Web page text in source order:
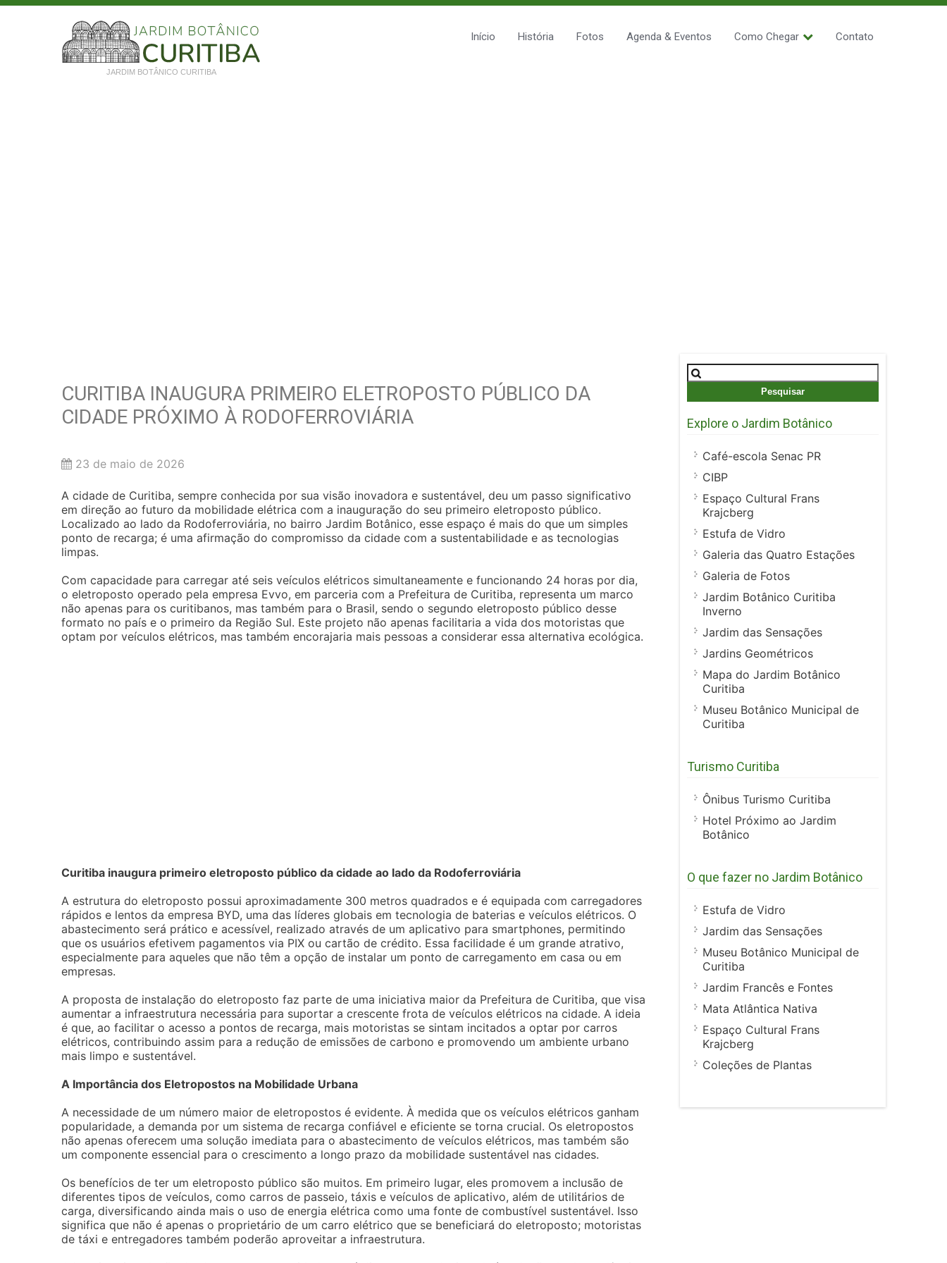
JARDIM BOTÂNICO CURITIBA
Início História Fotos Agenda & Eventos Como Chegar Contato
CURITIBA INAUGURA PRIMEIRO ELETROPOSTO PÚBLICO DA
CIDADE PRÓXIMO À RODOFERROVIÁRIA
23 de maio de 2026
A cidade de Curitiba, sempre conhecida por sua visão inovadora e sustentável, deu um passo significativo
em direção ao futuro da mobilidade elétrica com a inauguração do seu primeiro eletroposto público.
Localizado ao lado da Rodoferroviária, no bairro Jardim Botânico, esse espaço é mais do que um simples
ponto de recarga; é uma afirmação do compromisso da cidade com a sustentabilidade e as tecnologias
limpas.
Com capacidade para carregar até seis veículos elétricos simultaneamente e funcionando 24 horas por dia,
o eletroposto operado pela empresa Evvo, em parceria com a Prefeitura de Curitiba, representa um marco
não apenas para os curitibanos, mas também para o Brasil, sendo o segundo eletroposto público desse
formato no país e o primeiro da Região Sul. Este projeto não apenas facilitaria a vida dos motoristas que
optam por veículos elétricos, mas também encorajaria mais pessoas a considerar essa alternativa ecológica.
Curitiba inaugura primeiro eletroposto público da cidade ao lado da Rodoferroviária
A estrutura do eletroposto possui aproximadamente 300 metros quadrados e é equipada com carregadores
rápidos e lentos da empresa BYD, uma das líderes globais em tecnologia de baterias e veículos elétricos. O
abastecimento será prático e acessível, realizado através de um aplicativo para smartphones, permitindo
que os usuários efetivem pagamentos via PIX ou cartão de crédito. Essa facilidade é um grande atrativo,
especialmente para aqueles que não têm a opção de instalar um ponto de carregamento em casa ou em
empresas.
A proposta de instalação do eletroposto faz parte de uma iniciativa maior da Prefeitura de Curitiba, que visa
aumentar a infraestrutura necessária para suportar a crescente frota de veículos elétricos na cidade. A ideia
é que, ao facilitar o acesso a pontos de recarga, mais motoristas se sintam incitados a optar por carros
elétricos, contribuindo assim para a redução de emissões de carbono e promovendo um ambiente urbano
mais limpo e sustentável.
A Importância dos Eletropostos na Mobilidade Urbana
A necessidade de um número maior de eletropostos é evidente. À medida que os veículos elétricos ganham
popularidade, a demanda por um sistema de recarga confiável e eficiente se torna crucial. Os eletropostos
não apenas oferecem uma solução imediata para o abastecimento de veículos elétricos, mas também são
um componente essencial para o crescimento a longo prazo da mobilidade sustentável nas cidades.
Os benefícios de ter um eletroposto público são muitos. Em primeiro lugar, eles promovem a inclusão de
diferentes tipos de veículos, como carros de passeio, táxis e veículos de aplicativo, além de utilitários de
carga, diversificando ainda mais o uso de energia elétrica como uma fonte de combustível sustentável. Isso
significa que não é apenas o proprietário de um carro elétrico que se beneficiará do eletroposto; motoristas
de táxi e entregadores também poderão aproveitar a infraestrutura.
Pesquisar
por:
Explore o Jardim Botânico
Café-escola Senac PR
CIBP
Espaço Cultural Frans
Krajcberg
Estufa de Vidro
Galeria das Quatro Estações
Galeria de Fotos
Jardim Botânico Curitiba
Inverno
Jardim das Sensações
Jardins Geométricos
Mapa do Jardim Botânico
Curitiba
Museu Botânico Municipal de
Curitiba
Turismo Curitiba
Ônibus Turismo Curitiba
Hotel Próximo ao Jardim
Botânico
O que fazer no Jardim Botânico
Estufa de Vidro
Jardim das Sensações
Museu Botânico Municipal de
Curitiba
Jardim Francês e Fontes
Mata Atlântica Nativa
Espaço Cultural Frans
Krajcberg
Coleções de Plantas